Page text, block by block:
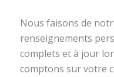
Nous faisons de
renseignements
complets et à jour
comptons sur votre